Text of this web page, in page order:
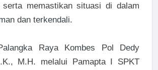
serta memastikan situasi di dalam
dan terkendali.
Raya Kombes Pol Dedy
M.H. melalui Pamapta I SPKT